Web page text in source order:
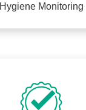
Hygiene Monitoring